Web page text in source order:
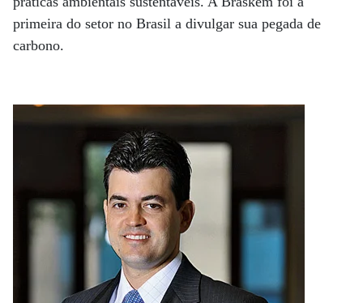
primeira do setor no Brasil a divulgar sua pegada de
carbono.